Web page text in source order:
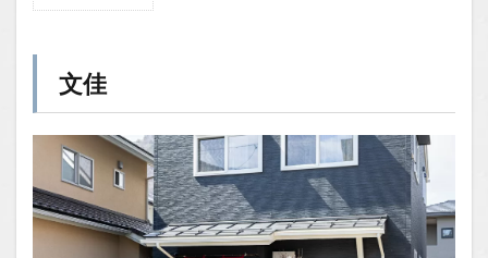
場所
1.2
You
Tube
1.2.1
はいし
ゃの食
文佳